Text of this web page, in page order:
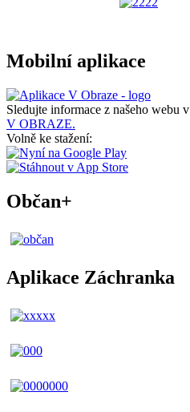
Mobilní aplikace
Sledujte informace z našeho webu v
V OBRAZE.
Volně ke stažení:
Občan+
Aplikace Záchranka